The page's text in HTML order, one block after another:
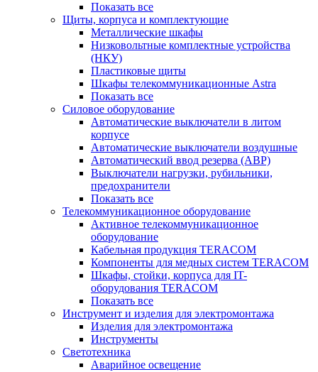
Показать все
Щиты, корпуса и комплектующие
Металлические шкафы
Низковольтные комплектные устройства
(НКУ)
Пластиковые щиты
Шкафы телекоммуникационные Astra
Показать все
Силовое оборудование
Автоматические выключатели в литом
корпусе
Автоматические выключатели воздушные
Автоматический ввод резерва (АВР)
Выключатели нагрузки, рубильники,
предохранители
Показать все
Телекоммуникационное оборудование
Активное телекоммуникационное
оборудование
Кабельная продукция TERACOM
Компоненты для медных систем TERACOM
Шкафы, стойки, корпуса для IT-
оборудования TERACOM
Показать все
Инструмент и изделия для электромонтажа
Изделия для электромонтажа
Инструменты
Светотехника
Аварийное освещение